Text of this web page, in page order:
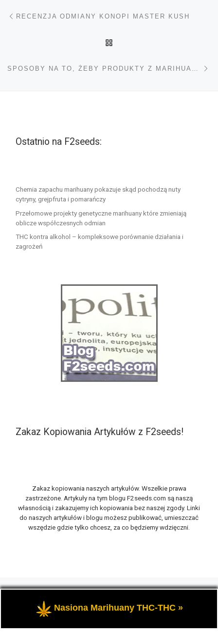
Nawigacja wpisu
RECENZJA ODMIANY KONOPI MASTER KUSH
Ostatnio na F2seeds:
Chemia zapachu marihuany pokazuje skąd pochodzą nuty
cytryny, grejpfruta i pomarańczy
Przełomowe projekty genetyczne marihuany które zmieniają
oblicze współczesnych odmian
THC kontra alkohol – kompleksowe porównanie działania i
zagrożeń
Zakaz Kopiowania Artykułów z F2seeds!
Zakaz kopiowania naszych artykułów. Wszelkie prawa
zastrzeżone. Artykuły na tym blogu F2seeds.com są naszą
własnością i zakazujemy ich kopiowania bez naszej zgody. Linki
do naszych artykułów i blogu możesz publikować, umieszczać
wszędzie gdzie tylko chcesz, za co będziemy wdzięczni.
Opowiemy Ci na naszym blogu F2seeds o marihuanie i
konopiach, zwanych roślinami cannabis THC oraz CBD.
Nasiona Marihuany THC-THC »